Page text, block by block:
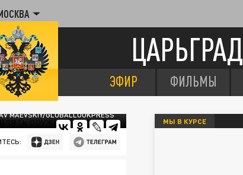
ЦАРЬГРАД
ЭФИР ФИЛЬМЫ
MAEVSKIY/GLOBALLOOKPRESS
МЫ В КУРСЕ